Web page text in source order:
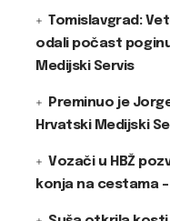
Tomislavgrad:
odali počast
Medijski Servis
Preminuo je
Hrvatski Medijski
Vozači u HBŽ
konja na cestama